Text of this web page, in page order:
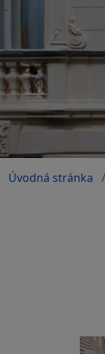
Úvodná stránka